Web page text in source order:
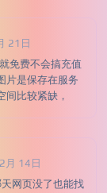
21日
免费不会搞充值
片是保存在服务
间比较紧缺，
月 14日
网页没了也能找